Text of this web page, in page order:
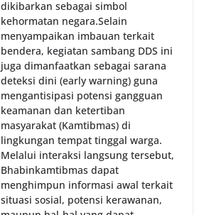
dikibarkan sebagai simbol
kehormatan negara.‎‎‎Selain
menyampaikan imbauan terkait
bendera, kegiatan sambang DDS ini
juga dimanfaatkan sebagai sarana
deteksi dini (early warning) guna
mengantisipasi potensi gangguan
keamanan dan ketertiban
masyarakat (Kamtibmas) di
lingkungan tempat tinggal warga.
Melalui interaksi langsung tersebut,
Bhabinkamtibmas dapat
menghimpun informasi awal terkait
situasi sosial, potensi kerawanan,